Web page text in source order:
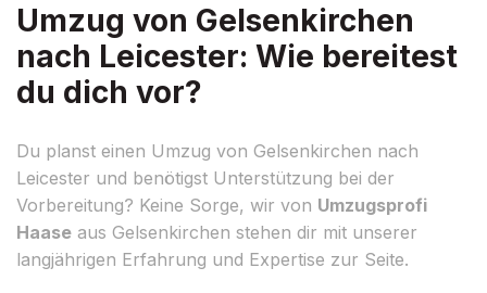
Umzug von Gelsenkirchen
nach Leicester: Wie bereitest
du dich vor?
Du planst einen Umzug von Gelsenkirchen nach
Leicester und benötigst Unterstützung bei der
Vorbereitung? Keine Sorge, wir von Umzugsprofi
Haase aus Gelsenkirchen stehen dir mit unserer
langjährigen Erfahrung und Expertise zur Seite.